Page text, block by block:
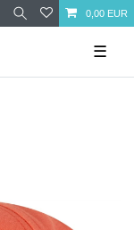
0,00 EUR
☰